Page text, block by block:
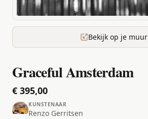
Bekijk op je muur
Graceful Amsterdam
€ 395,00
KUNSTENAAR
Renzo Gerritsen